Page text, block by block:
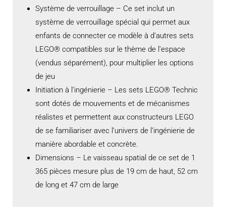
Système de verrouillage – Ce set inclut un
système de verrouillage spécial qui permet aux
enfants de connecter ce modèle à d’autres sets
LEGO® compatibles sur le thème de l’espace
(vendus séparément), pour multiplier les options
de jeu
Initiation à l’ingénierie – Les sets LEGO® Technic
sont dotés de mouvements et de mécanismes
réalistes et permettent aux constructeurs LEGO
de se familiariser avec l’univers de l’ingénierie de
manière abordable et concrète.
Dimensions – Le vaisseau spatial de ce set de 1
365 pièces mesure plus de 19 cm de haut, 52 cm
de long et 47 cm de large